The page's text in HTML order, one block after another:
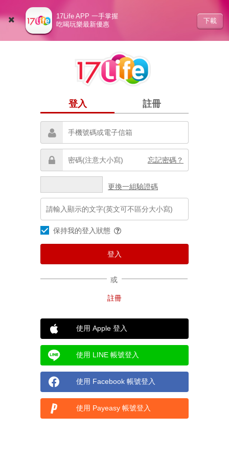
17Life APP 一手掌握
吃喝玩樂最新優惠
下載
登入 註冊
忘記密碼？
更換一組驗證碼
保持我的登入狀態
或
使用 Apple 登入
使用 LINE 帳號登入
使用 Facebook 帳號登入
使用 Payeasy 帳號登入